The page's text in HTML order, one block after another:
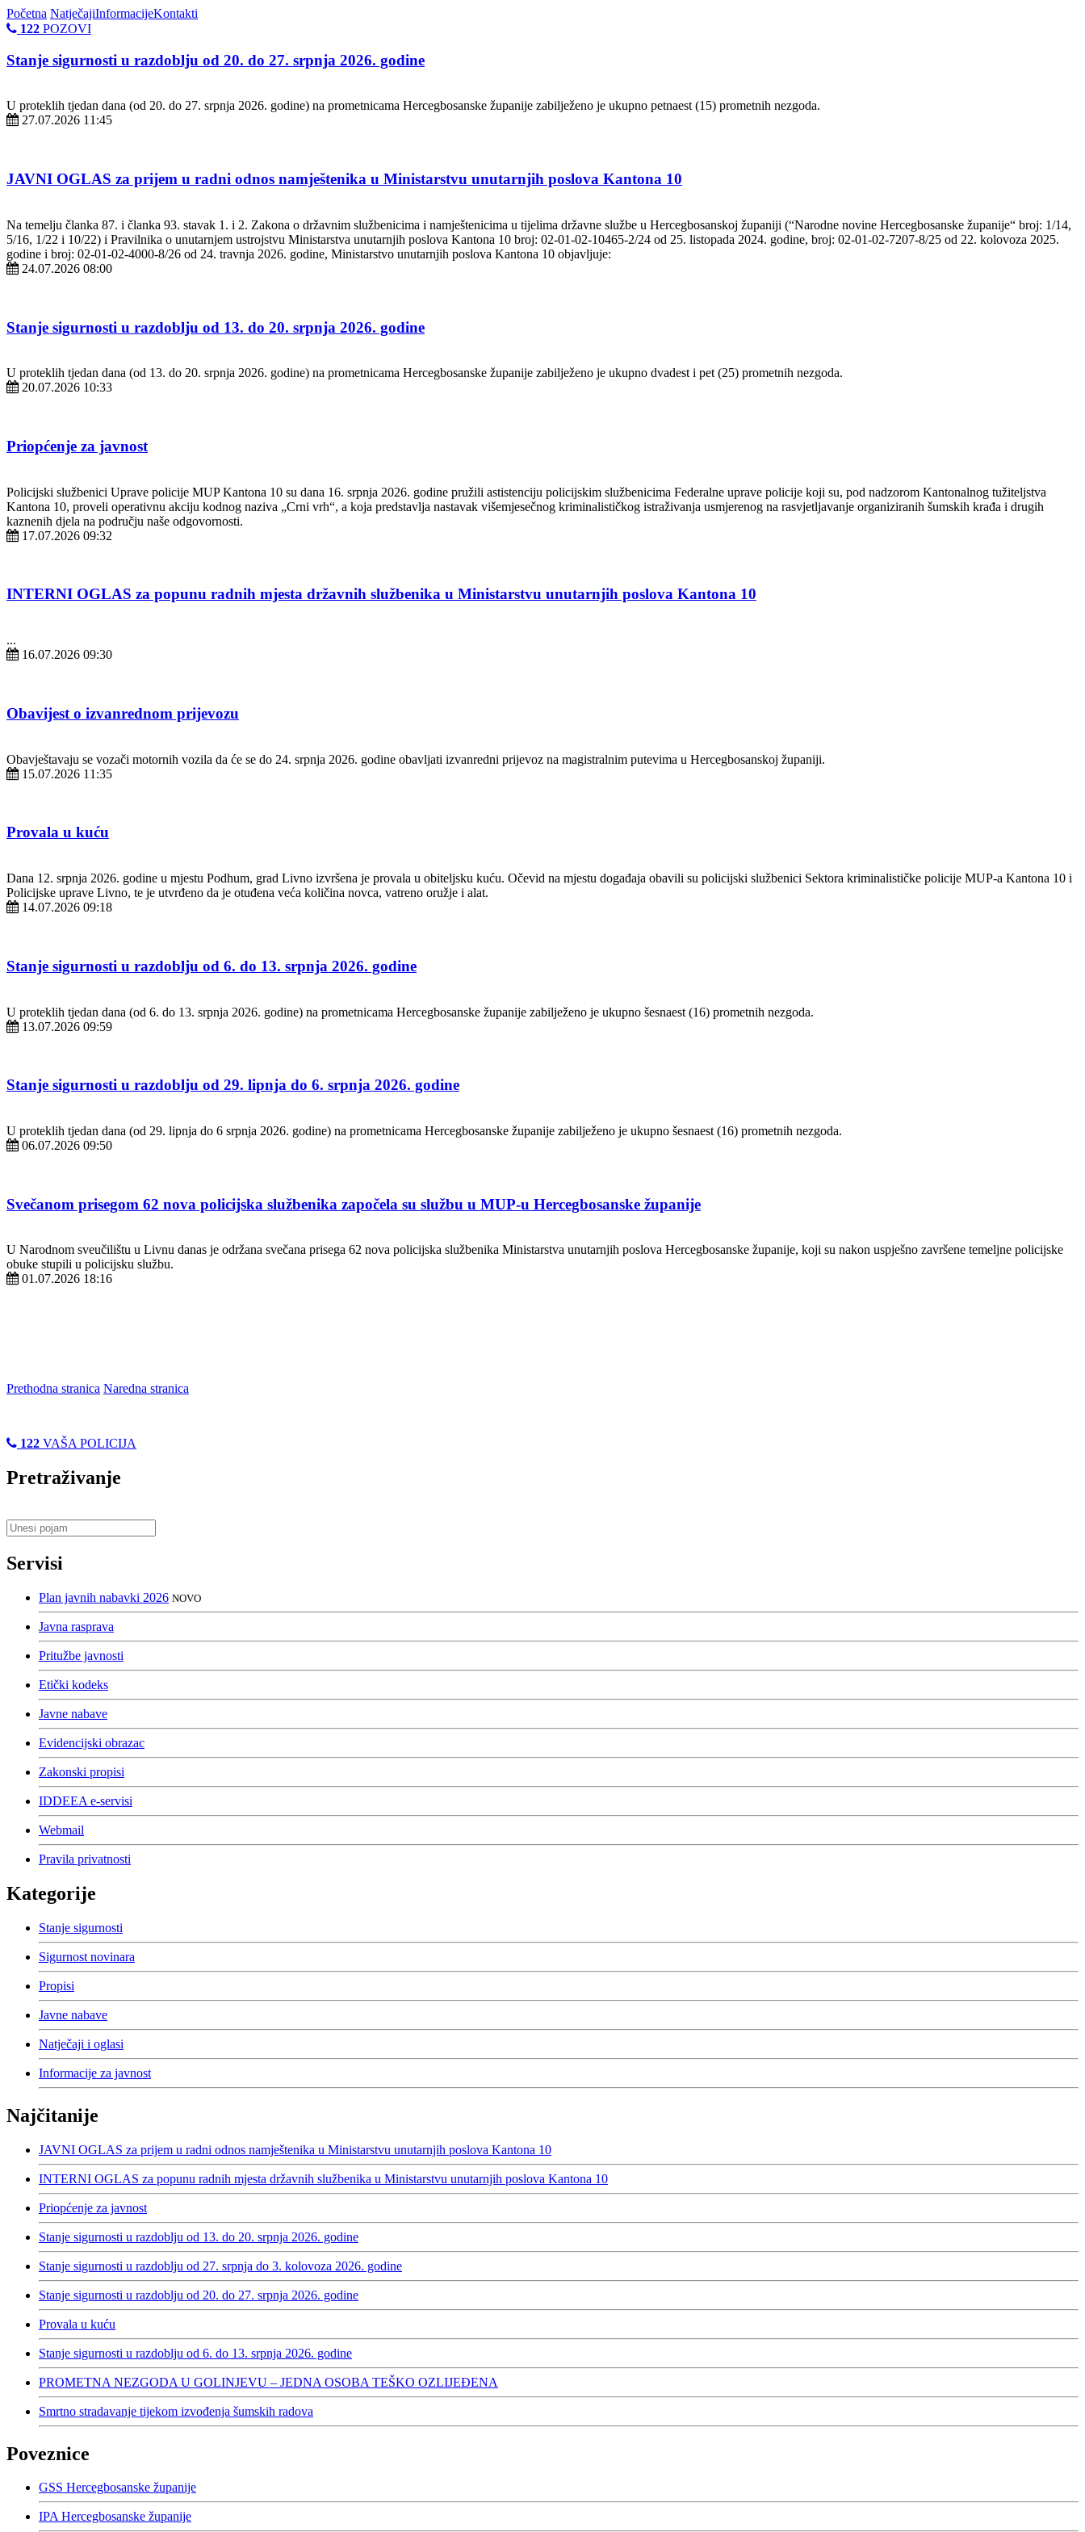
Početna NatječajiInformacijeKontakti
122 POZOVI
Stanje sigurnosti u razdoblju od 20. do 27. srpnja 2026. godine
U proteklih tjedan dana (od 20. do 27. srpnja 2026. godine) na prometnicama Hercegbosanske županije zabilježeno je ukupno petnaest (15) prometnih nezgoda.
27.07.2026 11:45
JAVNI OGLAS za prijem u radni odnos namještenika u Ministarstvu unutarnjih poslova Kantona 10
Na temelju članka 87. i članka 93. stavak 1. i 2. Zakona o državnim službenicima i namještenicima u tijelima državne službe u Hercegbosanskoj županiji (“Narodne novine Hercegbosanske županije“ broj: 1/14,
5/16, 1/22 i 10/22) i Pravilnika o unutarnjem ustrojstvu Ministarstva unutarnjih poslova Kantona 10 broj: 02-01-02-10465-2/24 od 25. listopada 2024. godine, broj: 02-01-02-7207-8/25 od 22. kolovoza 2025.
godine i broj: 02-01-02-4000-8/26 od 24. travnja 2026. godine, Ministarstvo unutarnjih poslova Kantona 10 objavljuje:
24.07.2026 08:00
Stanje sigurnosti u razdoblju od 13. do 20. srpnja 2026. godine
U proteklih tjedan dana (od 13. do 20. srpnja 2026. godine) na prometnicama Hercegbosanske županije zabilježeno je ukupno dvadest i pet (25) prometnih nezgoda.
20.07.2026 10:33
Priopćenje za javnost
Policijski službenici Uprave policije MUP Kantona 10 su dana 16. srpnja 2026. godine pružili astistenciju policijskim službenicima Federalne uprave policije koji su, pod nadzorom Kantonalnog tužiteljstva
Kantona 10, proveli operativnu akciju kodnog naziva „Crni vrh“, a koja predstavlja nastavak višemjesečnog kriminalističkog istraživanja usmjerenog na rasvjetljavanje organiziranih šumskih krađa i drugih
kaznenih djela na području naše odgovornosti.
17.07.2026 09:32
INTERNI OGLAS za popunu radnih mjesta državnih službenika u Ministarstvu unutarnjih poslova Kantona 10
...
16.07.2026 09:30
Obavijest o izvanrednom prijevozu
Obavještavaju se vozači motornih vozila da će se do 24. srpnja 2026. godine obavljati izvanredni prijevoz na magistralnim putevima u Hercegbosanskoj županiji.
15.07.2026 11:35
Provala u kuću
Dana 12. srpnja 2026. godine u mjestu Podhum, grad Livno izvršena je provala u obiteljsku kuću. Očevid na mjestu događaja obavili su policijski službenici Sektora kriminalističke policije MUP-a Kantona 10 i
Policijske uprave Livno, te je utvrđeno da je otuđena veća količina novca, vatreno oružje i alat.
14.07.2026 09:18
Stanje sigurnosti u razdoblju od 6. do 13. srpnja 2026. godine
U proteklih tjedan dana (od 6. do 13. srpnja 2026. godine) na prometnicama Hercegbosanske županije zabilježeno je ukupno šesnaest (16) prometnih nezgoda.
13.07.2026 09:59
Stanje sigurnosti u razdoblju od 29. lipnja do 6. srpnja 2026. godine
U proteklih tjedan dana (od 29. lipnja do 6 srpnja 2026. godine) na prometnicama Hercegbosanske županije zabilježeno je ukupno šesnaest (16) prometnih nezgoda.
06.07.2026 09:50
Svečanom prisegom 62 nova policijska službenika započela su službu u MUP-u Hercegbosanske županije
U Narodnom sveučilištu u Livnu danas je održana svečana prisega 62 nova policijska službenika Ministarstva unutarnjih poslova Hercegbosanske županije, koji su nakon uspješno završene temeljne policijske
obuke stupili u policijsku službu.
01.07.2026 18:16
Prethodna stranica Naredna stranica
122 VAŠA POLICIJA
Pretraživanje
Servisi
Plan javnih nabavki 2026 NOVO
Javna rasprava
Pritužbe javnosti
Etički kodeks
Javne nabave
Evidencijski obrazac
Zakonski propisi
IDDEEA e-servisi
Webmail
Pravila privatnosti
Kategorije
Stanje sigurnosti
Sigurnost novinara
Propisi
Javne nabave
Natječaji i oglasi
Informacije za javnost
Najčitanije
JAVNI OGLAS za prijem u radni odnos namještenika u Ministarstvu unutarnjih poslova Kantona 10
INTERNI OGLAS za popunu radnih mjesta državnih službenika u Ministarstvu unutarnjih poslova Kantona 10
Priopćenje za javnost
Stanje sigurnosti u razdoblju od 13. do 20. srpnja 2026. godine
Stanje sigurnosti u razdoblju od 27. srpnja do 3. kolovoza 2026. godine
Stanje sigurnosti u razdoblju od 20. do 27. srpnja 2026. godine
Provala u kuću
Stanje sigurnosti u razdoblju od 6. do 13. srpnja 2026. godine
PROMETNA NEZGODA U GOLINJEVU – JEDNA OSOBA TEŠKO OZLIJEĐENA
Smrtno stradavanje tijekom izvođenja šumskih radova
Poveznice
GSS Hercegbosanske županije
IPA Hercegbosanske županije